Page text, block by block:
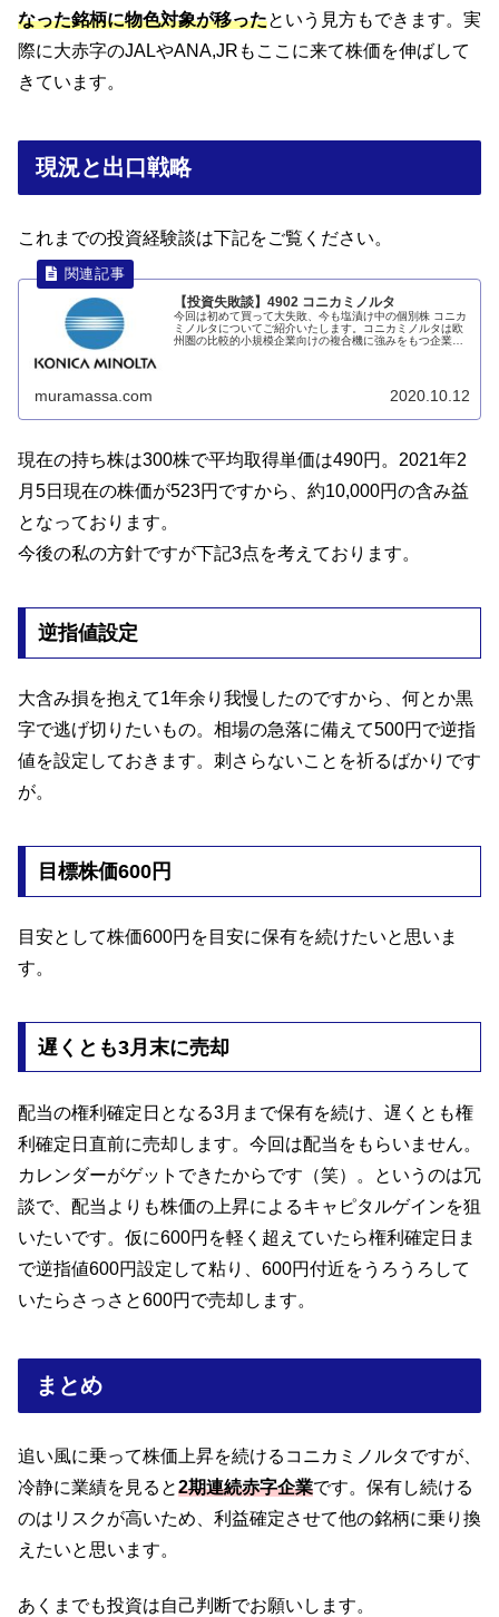
なった銘柄に物色対象が移ったという見方もできます。実
際に大赤字のJALやANA,JRもここに来て株価を伸ばして
きています。
現況と出口戦略
これまでの投資経験談は下記をご覧ください。
【投資失敗談】4902 コニカミノルタ
今回は初めて買って大失敗、今も塩漬け中の個別株 コニカ
ミノルタについてご紹介いたします。コニカミノルタは欧
州圏の比較的小規模企業向けの複合機に強みをもつ企業で
muramassa.com 2020.10.12
現在の持ち株は300株で平均取得単価は490円。2021年2
月5日現在の株価が523円ですから、約10,000円の含み益
となっております。
今後の私の方針ですが下記3点を考えております。
逆指値設定
大含み損を抱えて1年余り我慢したのですから、何とか黒
字で逃げ切りたいもの。相場の急落に備えて500円で逆指
値を設定しておきます。刺さらないことを祈るばかりです
が。
目標株価600円
目安として株価600円を目安に保有を続けたいと思いま
す。
遅くとも3月末に売却
配当の権利確定日となる3月まで保有を続け、遅くとも権
利確定日直前に売却します。今回は配当をもらいません。
カレンダーがゲットできたからです（笑）。というのは冗
談で、配当よりも株価の上昇によるキャピタルゲインを狙
いたいです。仮に600円を軽く超えていたら権利確定日ま
で逆指値600円設定して粘り、600円付近をうろうろして
いたらさっさと600円で売却します。
まとめ
追い風に乗って株価上昇を続けるコニカミノルタですが、
冷静に業績を見ると2期連続赤字企業です。保有し続ける
のはリスクが高いため、利益確定させて他の銘柄に乗り換
えたいと思います。
あくまでも投資は自己判断でお願いします。